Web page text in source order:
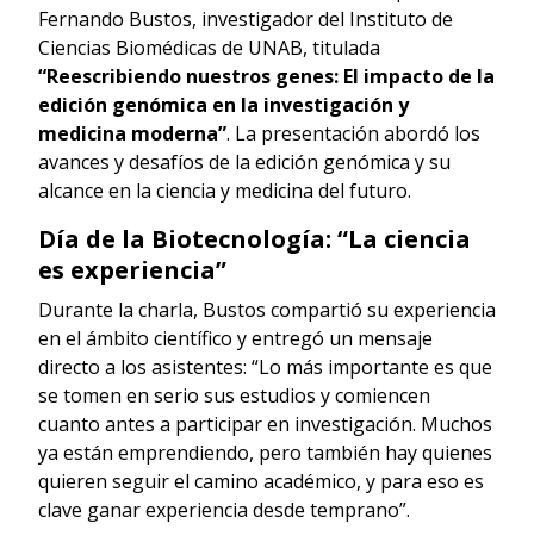
Fernando Bustos, investigador del Instituto de
Ciencias Biomédicas de UNAB, titulada
“Reescribiendo nuestros genes: El impacto de la
edición genómica en la investigación y
medicina moderna”. La presentación abordó los
avances y desafíos de la edición genómica y su
alcance en la ciencia y medicina del futuro.
Día de la Biotecnología: “La ciencia
es experiencia”
Durante la charla, Bustos compartió su experiencia
en el ámbito científico y entregó un mensaje
directo a los asistentes: “Lo más importante es que
se tomen en serio sus estudios y comiencen
cuanto antes a participar en investigación. Muchos
ya están emprendiendo, pero también hay quienes
quieren seguir el camino académico, y para eso es
clave ganar experiencia desde temprano”.